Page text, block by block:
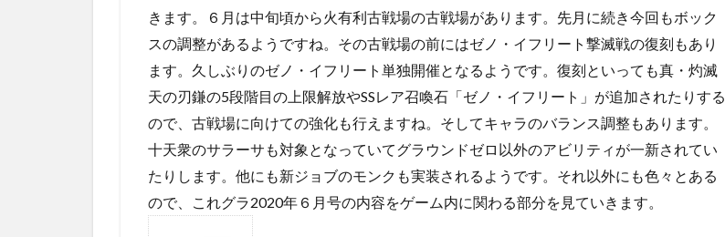
きます。６月は中旬頃から火有利古戦場の古戦場があります。先月に続き今回もボック
スの調整があるようですね。その古戦場の前にはゼノ・イフリート撃滅戦の復刻もあり
ます。久しぶりのゼノ・イフリート単独開催となるようです。復刻といっても真・灼滅
天の刃鎌の5段階目の上限解放やSSレア召喚石「ゼノ・イフリート」が追加されたりする
ので、古戦場に向けての強化も行えますね。そしてキャラのバランス調整もあります。
十天衆のサラーサも対象となっていてグラウンドゼロ以外のアビリティが一新されてい
たりします。他にも新ジョブのモンクも実装されるようです。それ以外にも色々とある
ので、これグラ2020年６月号の内容をゲーム内に関わる部分を見ていきます。